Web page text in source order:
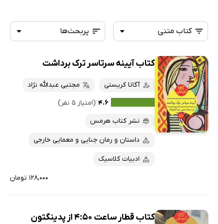
پربحث‌ها
تازه‌ها
داغ‌ترین‌ها
پرفروش‌ها
پربحث‌ها
ارزان ترین‌ها
کتاب متنی
همه کتاب‌ها
کتاب‌های صوتی
کتاب‌های متنی
کتاب آیینه سرتاسر ترک برداشت
آگاتا کریستی
مجتبی عبدالله نژاد
۴.۶ (امتیاز ۵ نفر)
نشر کتاب هرمس
داستان و رمان جنایی و معمایی خارجی
ادبیات کلاسیک
۱۲۸,۰۰۰ تومان
کتاب قطار ساعت 4:50 از پدینگتون